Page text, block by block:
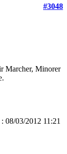
#3048
Marcher, Minorer
08/03/2012 11:21